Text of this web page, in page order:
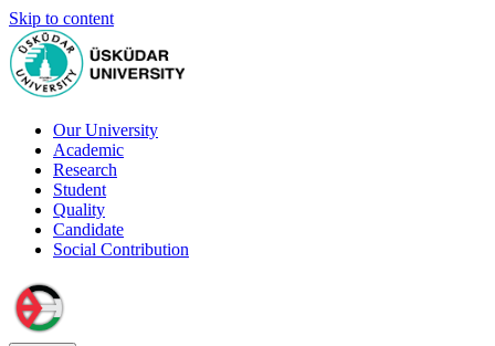
Skip to content
Our University
Academic
Research
Student
Quality
Candidate
Social Contribution